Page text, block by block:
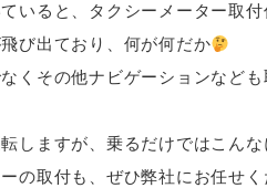
いると、タクシーメーター取付
び出ており、何が何だか
くその他ナビゲーションなど
しますが、乗るだけではこん
の取付も、ぜひ弊社にお任せく